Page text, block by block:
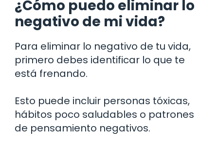
¿Cómo puedo eliminar lo
negativo de mi vida?
Para eliminar lo negativo de tu vida,
primero debes identificar lo que te
está frenando.
Esto puede incluir personas tóxicas,
hábitos poco saludables o patrones
de pensamiento negativos.